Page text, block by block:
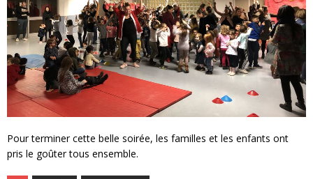
Pour terminer cette belle soirée, les familles et les enfants ont
pris le goûter tous ensemble.